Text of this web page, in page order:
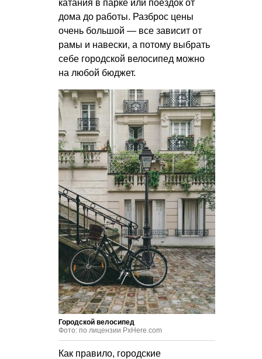
катания в парке или поездок от
дома до работы. Разброс цены
очень большой — все зависит от
рамы и навески, а потому выбрать
себе городской велосипед можно
на любой бюджет.
Городской велосипед
Фото: по лицензии PxHere.com
Как правило, городские